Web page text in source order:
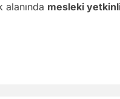
alanında mesleki